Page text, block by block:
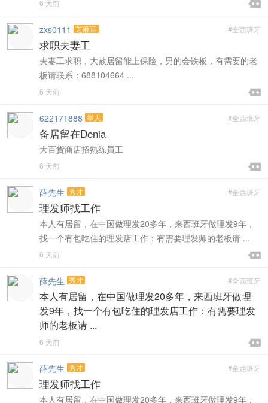

6 天前 
#全西班牙
zxs0111 芝麻官
求职夫妻工
夫妻工求职，大赦居留能上保险，男的会铁板，有需要的老
板请联系：688104664 ...

6 天前 
#全西班牙
622171888 举人
备居留在Denia
大百貨商店招熟练員工

6 天前 
#全西班牙
薛先生 秀才
理发师找工作
本人有居留，在中国做理发20多年，来西班牙做理发9年，
找一个有包吃住的理发店工作：有需要理发师的老板请 ...

6 天前 
#全西班牙
薛先生 秀才
本人有居留，在中国做理发20多年，来西班牙做理
发9年，找一个有包吃住的理发店工作：有需要理发
师的老板请 ...

6 天前 
#全西班牙
薛先生 秀才
理发师找工作
本人有居留，在中国做理发20多年，来西班牙做理发9年，